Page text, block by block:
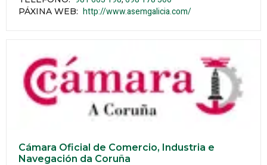
PÁXINA WEB: http://www.asemgalicia.com/
Cámara Oficial de Comercio, Industria e
Navegación da Coruña